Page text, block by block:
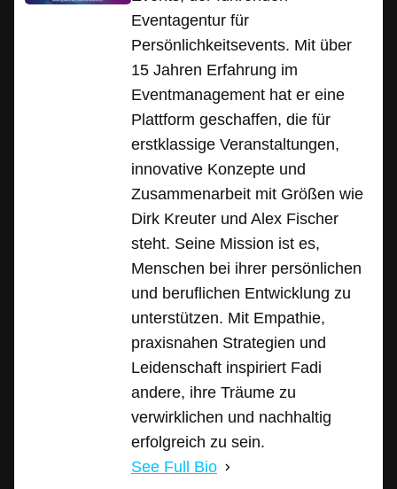
Eventagentur für
Persönlichkeitsevents. Mit über
15 Jahren Erfahrung im
Eventmanagement hat er eine
Plattform geschaffen, die für
erstklassige Veranstaltungen,
innovative Konzepte und
Zusammenarbeit mit Größen wie
Dirk Kreuter und Alex Fischer
steht. Seine Mission ist es,
Menschen bei ihrer persönlichen
und beruflichen Entwicklung zu
unterstützen. Mit Empathie,
praxisnahen Strategien und
Leidenschaft inspiriert Fadi
andere, ihre Träume zu
verwirklichen und nachhaltig
erfolgreich zu sein.
See Full Bio